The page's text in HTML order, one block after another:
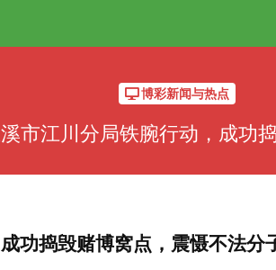
博彩新闻与热点
市江川分局铁腕行动，成功
功捣毁赌博窝点，震慑不法分